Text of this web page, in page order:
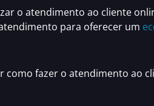
o atendimento ao cliente
para oferecer um
como fazer o atendimento ao